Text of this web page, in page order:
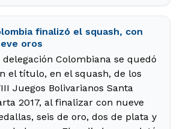
finalizó el squash, con
oros
delegación Colombiana se quedó
el título, en el squash, de los
Juegos Bolivarianos Santa
2017, al finalizar con nueve
seis de oro, dos de plata y